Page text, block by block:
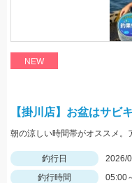
NEW
【掛川店】お盆はサビ
釣行日
2026/
釣行時間
05:00